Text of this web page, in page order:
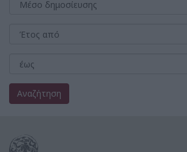
Αναζήτηση